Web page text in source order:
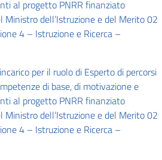
al progetto PNRR finanziato
Ministro dell’Istruzione e del Merito 02
4 – Istruzione e Ricerca –
per il ruolo di Esperto di percorsi
di base, di motivazione e
al progetto PNRR finanziato
Ministro dell’Istruzione e del Merito 02
4 – Istruzione e Ricerca –